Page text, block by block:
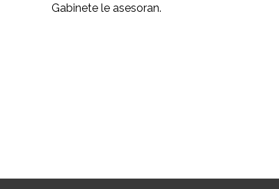
Gabinete le asesoran.